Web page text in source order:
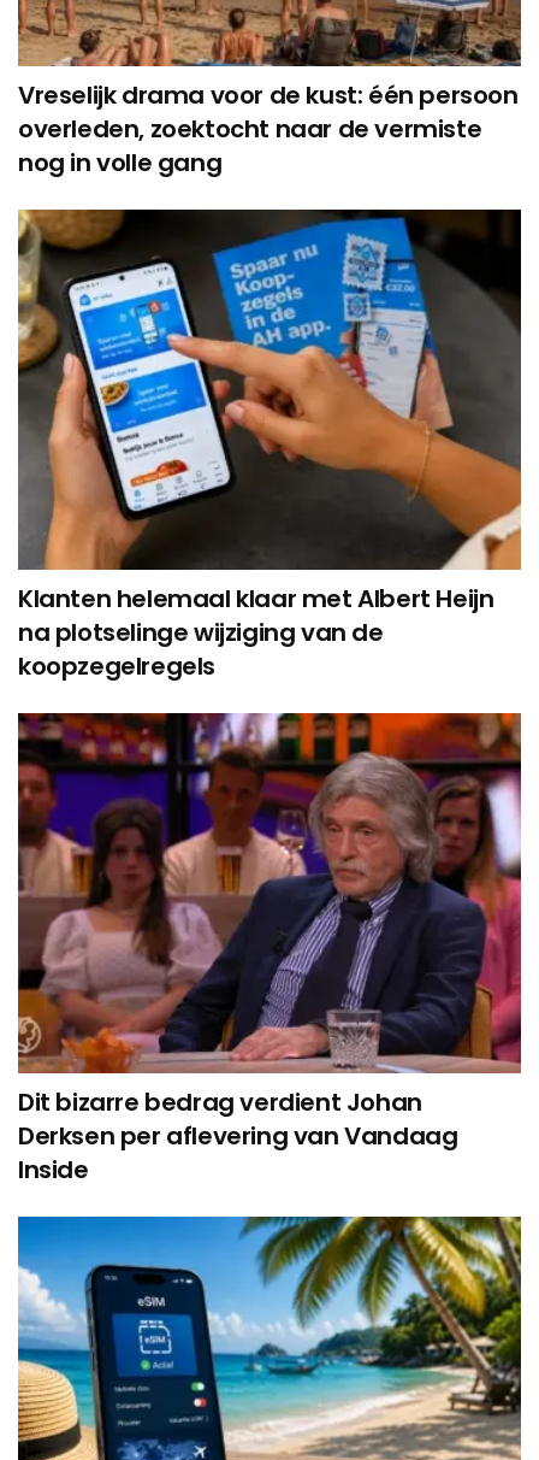
Vreselijk drama voor de kust: één persoon
overleden, zoektocht naar de vermiste
nog in volle gang
Klanten helemaal klaar met Albert Heijn
na plotselinge wijziging van de
koopzegelregels
Dit bizarre bedrag verdient Johan
Derksen per aflevering van Vandaag
Inside